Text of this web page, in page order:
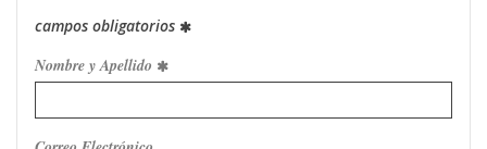
campos obligatorios
Nombre y Apellido